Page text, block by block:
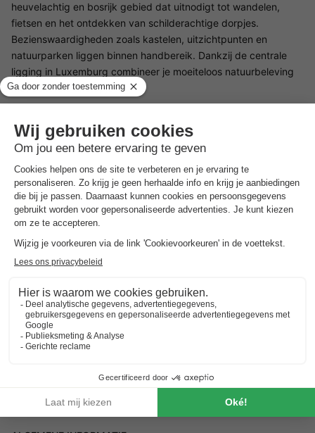
heuvelachtig en bosrijk gebied dat uitnodigt tot wandelen,
fietsen en het ontdekken van schilderachtige dorpjes.
Bezienswaardigheden zoals kastelen, uitzichtpunten en
natuurparken liggen binnen handbereik. Dankzij de centrale
ligging in Luxemburg combineer je moeiteloos natuurbeleving
met culturele uitstapjes.
voor wie houdt van rust, natuur en een persoonlijke sfeer, met
genoeg mogelijkheden voor kinderen om te spelen en voor
volwassenen om comfortabel te genieten.
Heiltzerstee 1 - 8820 Holtz, Luxemburg